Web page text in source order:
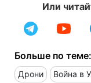
Или
Больше по теме:
Дрони Война в